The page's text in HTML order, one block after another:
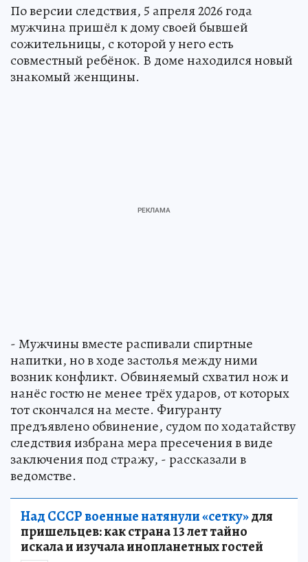
По версии следствия, 5 апреля 2026 года
мужчина пришёл к дому своей бывшей
сожительницы, с которой у него есть
совместный ребёнок. В доме находился новый
знакомый женщины.
- Мужчины вместе распивали спиртные
напитки, но в ходе застолья между ними
возник конфликт. Обвиняемый схватил нож и
нанёс гостю не менее трёх ударов, от которых
тот скончался на месте. Фигуранту
предъявлено обвинение, судом по ходатайству
следствия избрана мера пресечения в виде
заключения под стражу, - рассказали в
ведомстве.
Над СССР военные натянули «сетку»для
пришельцев: как страна 13 лет тайно
искала и изучала инопланетных гостей